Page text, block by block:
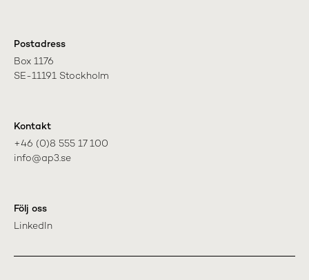
Postadress
Box 1176
SE-11191 Stockholm
Kontakt
+46 (0)8 555 17 100
info@ap3.se
Följ oss
LinkedIn